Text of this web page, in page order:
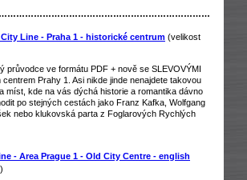
Line - Praha 1 - historické centrum (velikost
průvodce ve formátu PDF + nově se SLEVOVÝMI
Prahy 1. Asi nikde jinde nenajdete takovou
míst, kde na vás dýchá historie a romantika dávno
po stejných cestách jako Franz Kafka, Wolfgang
nebo klukovská parta z Foglarových Rychlých
- Area Prague 1 - Old City Centre - english